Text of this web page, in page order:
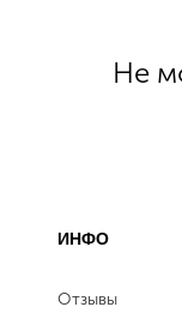
Не
ИНФО
Отзывы